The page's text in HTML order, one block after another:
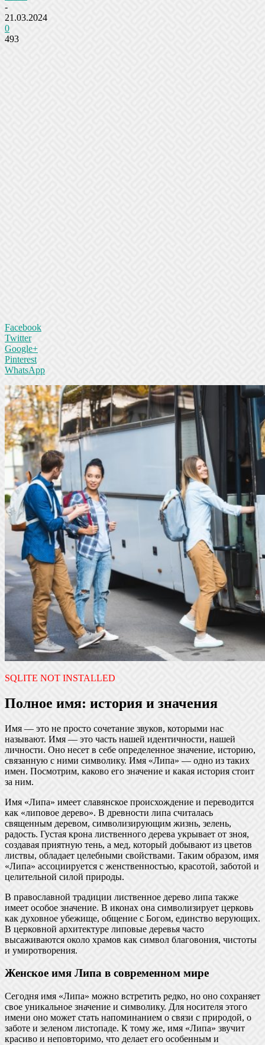
-
21.03.2024
0
493
Facebook
Twitter
Google+
Pinterest
WhatsApp
SQLITE NOT INSTALLED
Полное имя: история и значения
Имя — это не просто сочетание звуков, которыми нас
называют. Имя — это часть нашей идентичности, нашей
личности. Оно несет в себе определенное значение, историю,
связанную с ними символику. Имя «Липа» — одно из таких
имен. Посмотрим, каково его значение и какая история стоит
за ним.
Имя «Липа» имеет славянское происхождение и переводится
как «липовое дерево». В древности липа считалась
священным деревом, символизирующим жизнь, зелень,
радость. Густая крона лиственного дерева укрывает от зноя,
создавая приятную тень, а мед, который добывают из цветов
листвы, обладает целебными свойствами. Таким образом, имя
«Липа» ассоциируется с женственностью, красотой, заботой и
целительной силой природы.
В православной традиции лиственное дерево липа также
имеет особое значение. В иконах она символизирует церковь
как духовное убежище, общение с Богом, единство верующих.
В церковной архитектуре липовые деревья часто
высаживаются около храмов как символ благовония, чистоты
и умиротворения.
Женское имя Липа в современном мире
Сегодня имя «Липа» можно встретить редко, но оно сохраняет
свое уникальное значение и символику. Для носителя этого
имени оно может стать напоминанием о связи с природой, о
заботе и зеленом листопаде. К тому же, имя «Липа» звучит
красиво и неповторимо, что делает его особенным и